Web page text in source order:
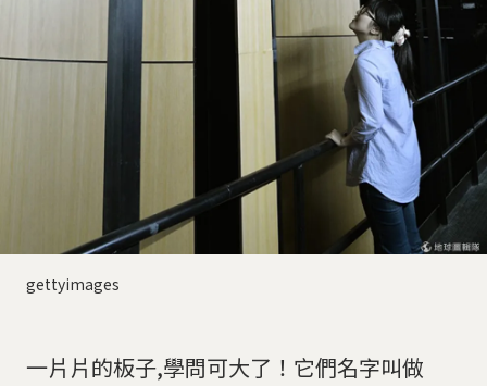
gettyimages
一片片的板子,學問可大了！它們名字叫做